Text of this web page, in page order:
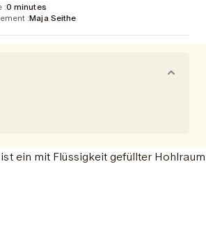
:0 minutes
:Maja Seithe
ein mit Flüssigkeit gefüllter